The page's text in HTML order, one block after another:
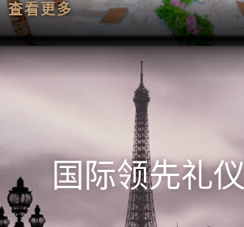
查看更多
国际领先礼